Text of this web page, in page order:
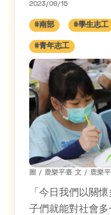
2023/09/15
#南部 #學生志工
#青年志工
圖 / 鹿樂平臺 文 / 鹿樂
「今日我們以關
子們就能對社會